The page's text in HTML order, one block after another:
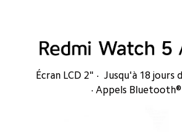
Écran LCD 2" ·  Jusqu'à 18
· Appels Bluetooth®